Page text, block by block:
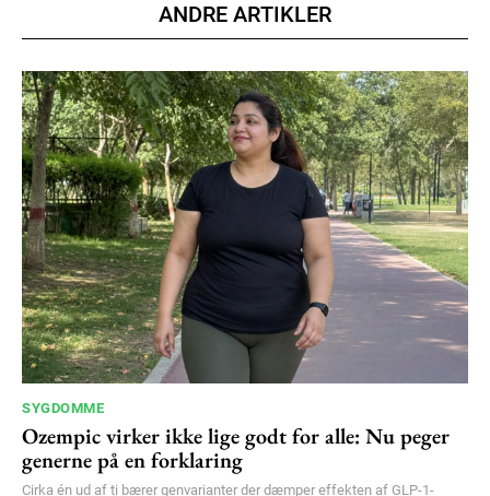
ANDRE ARTIKLER
SYGDOMME
Ozempic virker ikke lige godt for alle: Nu peger
generne på en forklaring
Cirka én ud af ti bærer genvarianter der dæmper effekten af GLP-1-